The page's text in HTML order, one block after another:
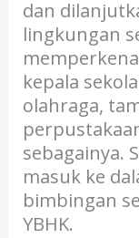
dan
lingkungan
kepala
olahraga,
sebagainya.
masuk ke
bimbingan
YBHK.